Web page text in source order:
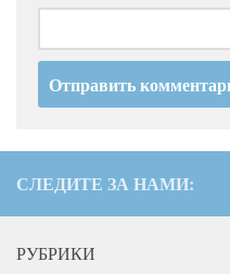
СЛЕДИТЕ ЗА НАМИ:
РУБРИКИ